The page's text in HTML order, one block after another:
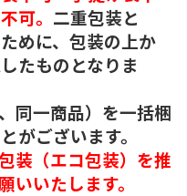
可。 二重包装と
めに、包装の上か
たものとなりま
同一商品）を一括梱
がございます。
装（エコ包装）を推
いいたします。